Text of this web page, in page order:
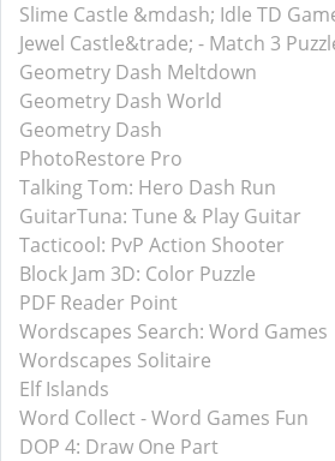
Slime Castle &mdash; Idle TD
Jewel Castle&trade; - Match 3
Geometry Dash Meltdown
Geometry Dash World
Geometry Dash
PhotoRestore Pro
Talking Tom: Hero Dash Run
GuitarTuna: Tune & Play Guitar
Tacticool: PvP Action Shooter
Block Jam 3D: Color Puzzle
PDF Reader Point
Wordscapes Search: Word Games
Wordscapes Solitaire
Elf Islands
Word Collect - Word Games Fun
DOP 4: Draw One Part